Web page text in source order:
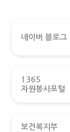
네이버 블로그
1365
자원봉사포털
보건복지부